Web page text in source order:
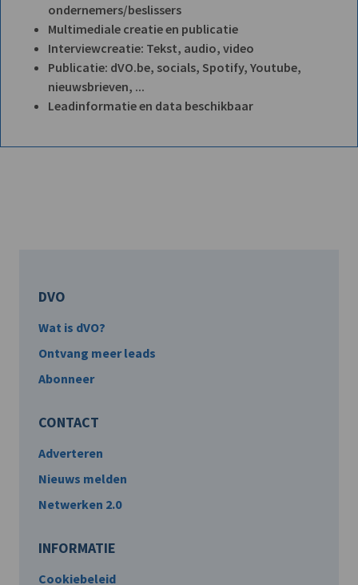
ondernemers/beslissers
Multimediale creatie en publicatie
Interviewcreatie: Tekst, audio, video
Publicatie: dVO.be, socials, Spotify, Youtube,
nieuwsbrieven, ...
Leadinformatie en data beschikbaar
DVO
Wat is dVO?
Ontvang meer leads
Abonneer
CONTACT
Adverteren
Nieuws melden
Netwerken 2.0
INFORMATIE
Cookiebeleid